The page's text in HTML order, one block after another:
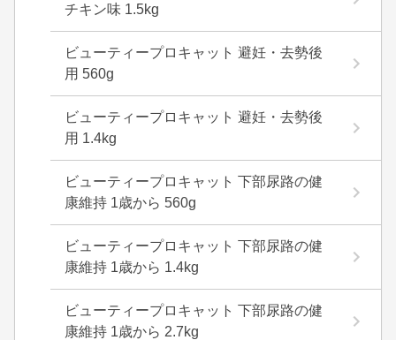
チキン味 1.5kg
ビューティープロキャット 避妊・去勢後
用 560g
ビューティープロキャット 避妊・去勢後
用 1.4kg
ビューティープロキャット 下部尿路の健
康維持 1歳から 560g
ビューティープロキャット 下部尿路の健
康維持 1歳から 1.4kg
ビューティープロキャット 下部尿路の健
康維持 1歳から 2.7kg